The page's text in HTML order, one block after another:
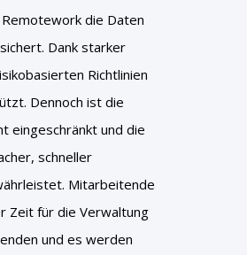
die Daten
Dank starker
Richtlinien
Dennoch ist die
eingeschränkt und die
schneller
Mitarbeitende
Zeit für die Verwaltung
und es werden